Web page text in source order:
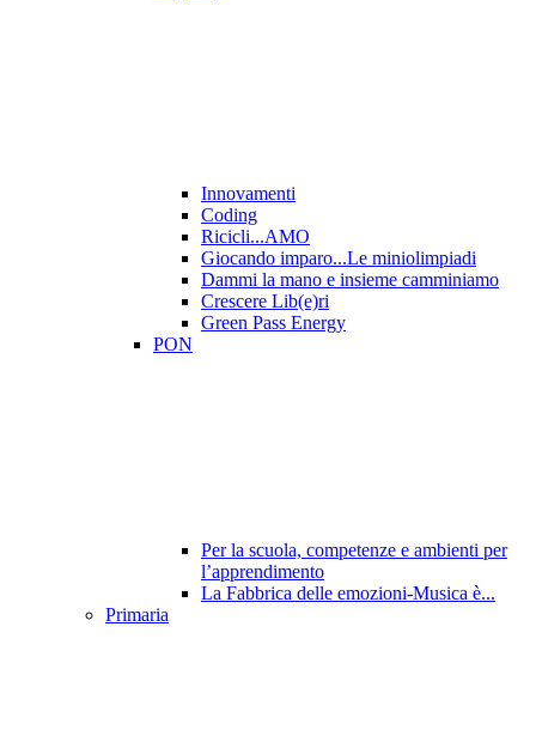
Innovamenti
Coding
Ricicli...AMO
Giocando imparo...Le miniolimpiadi
Dammi la mano e insieme camminiamo
Crescere Lib(e)ri
Green Pass Energy
PON
Per la scuola, competenze e ambienti per
l’apprendimento
La Fabbrica delle emozioni-Musica è...
Primaria